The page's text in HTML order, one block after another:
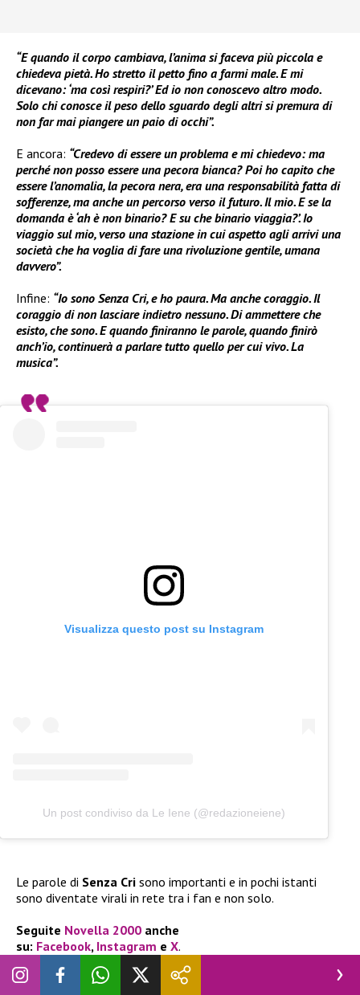
“E quando il corpo cambiava, l’anima si faceva più piccola e
chiedeva pietà. Ho stretto il petto fino a farmi male. E mi
dicevano: ‘ma così respiri?’ Ed io non conoscevo altro modo.
Solo chi conosce il peso dello sguardo degli altri si premura di
non far mai piangere un paio di occhi”.
E ancora: “Credevo di essere un problema e mi chiedevo: ma
perché non posso essere una pecora bianca? Poi ho capito che
essere l’anomalia, la pecora nera, era una responsabilità fatta di
sofferenze, ma anche un percorso verso il futuro. Il mio. E se la
domanda è ‘ah è non binario? E su che binario viaggia?’. Io
viaggio sul mio, verso una stazione in cui aspetto agli arrivi una
società che ha voglia di fare una rivoluzione gentile, umana
davvero”.
Infine: “Io sono Senza Cri, e ho paura. Ma anche coraggio. Il
coraggio di non lasciare indietro nessuno. Di ammettere che
esisto, che sono. E quando finiranno le parole, quando finirò
anch’io, continuerà a parlare tutto quello per cui vivo. La
musica”.
Visualizza questo post su Instagram
Un post condiviso da Le Iene (@redazioneiene)
Le parole di Senza Cri sono importanti e in pochi istanti
sono diventate virali in rete tra i fan e non solo.
Seguite Novella 2000 anche
su: Facebook, Instagram e X.